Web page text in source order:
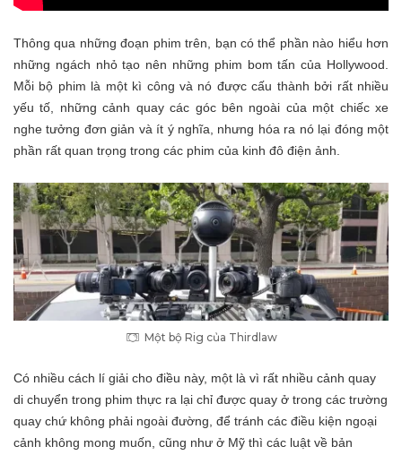
Thông qua những đoạn phim trên, bạn có thể phần nào hiểu hơn
những ngách nhỏ tạo nên những phim bom tấn của Hollywood.
Mỗi bộ phim là một kì công và nó được cấu thành bởi rất nhiều
yếu tố, những cảnh quay các góc bên ngoài của một chiếc xe
nghe tưởng đơn giản và ít ý nghĩa, nhưng hóa ra nó lại đóng một
phần rất quan trọng trong các phim của kinh đô điện ảnh.
Một bộ Rig của Thirdlaw
Có nhiều cách lí giải cho điều này, một là vì rất nhiều cảnh quay
di chuyển trong phim thực ra lại chỉ được quay ở trong các trường
quay chứ không phải ngoài đường, để tránh các điều kiện ngoại
cảnh không mong muốn, cũng như ở Mỹ thì các luật về bản